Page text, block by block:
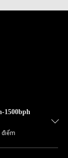
1500bph
điểm